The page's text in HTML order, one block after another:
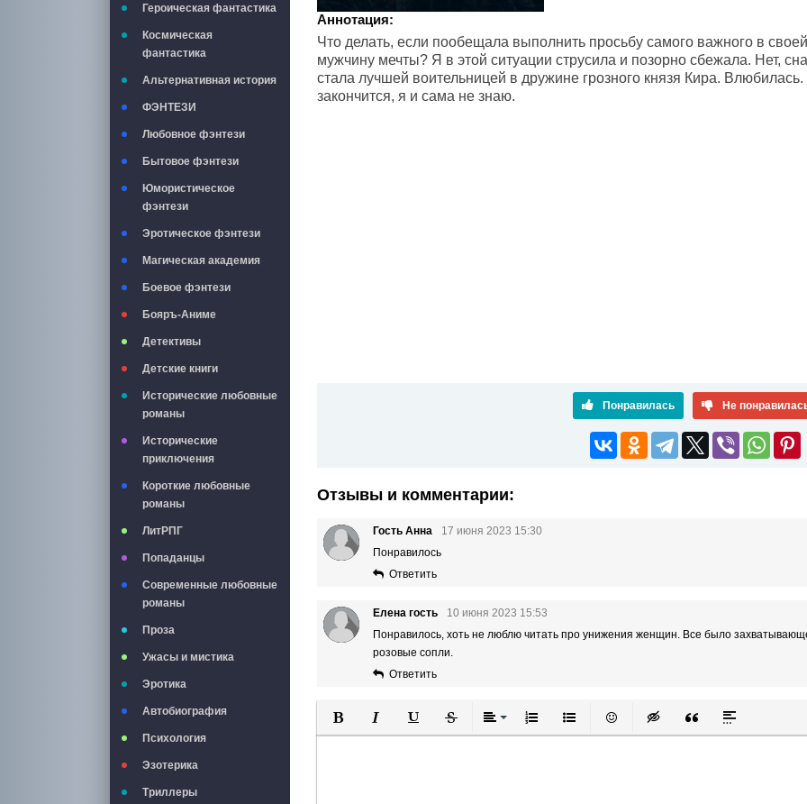
Героическая фантастика
Космическая
фантастика
Альтернативная история
ФЭНТЕЗИ
Любовное фэнтези
Бытовое фэнтези
Юмористическое
фэнтези
Эротическое фэнтези
Магическая академия
Боевое фэнтези
Бояръ-Аниме
Детективы
Детские книги
Исторические любовные
романы
Исторические
приключения
Короткие любовные
романы
ЛитРПГ
Попаданцы
Современные любовные
романы
Проза
Ужасы и мистика
Эротика
Автобиография
Психология
Эзотерика
Триллеры
Аннотация:
Что делать, если пообещала выполнить просьбу самого важного в
мужчину мечты? Я в этой ситуации струсила и позорно сбежала. Нет,
стала лучшей воительницей в дружине грозного князя Кира. Влюбилась.
закончится, я и сама не знаю.
Понравилась Не
Отзывы и комментарии:
Гость Анна
17 июня 2023 15:30
Понравилось
Ответить
Елена гость
10 июня 2023 15:53
Понравилось, хоть не люблю читать про унижения женщин. Все было
розовые сопли.
Ответить
Полужирный
КурсивПодчеркнутый
ЗачеркнутыйВыравнивание
Нумерованный список
Маркированный список
Вставить смайлик
Вставка скрытого текста
Вставка цитаты
Вставка